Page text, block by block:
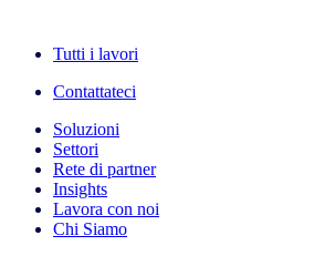
Tutti i lavori
Contattateci
Soluzioni
Settori
Rete di partner
Insights
Lavora con noi
Chi Siamo